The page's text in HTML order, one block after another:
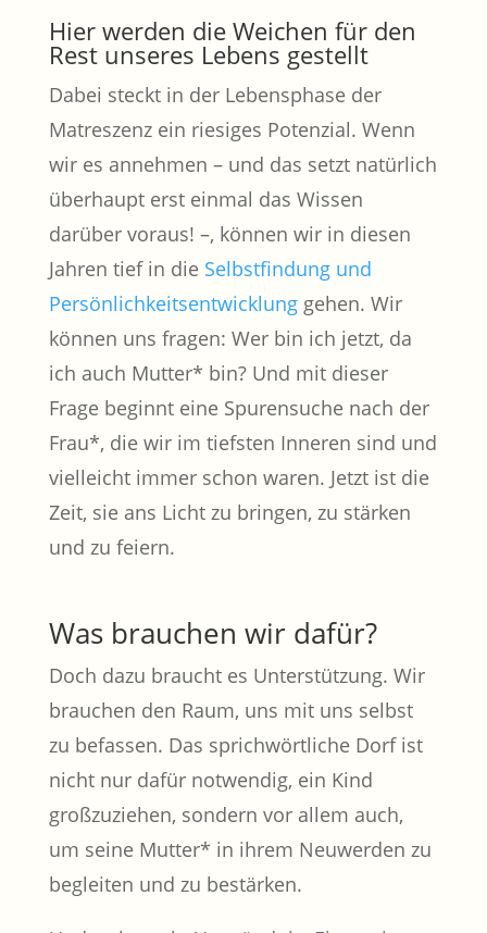
Hier werden die Weichen für den
Rest unseres Lebens gestellt
Dabei steckt in der Lebensphase der
Matreszenz ein riesiges Potenzial. Wenn
wir es annehmen – und das setzt natürlich
überhaupt erst einmal das Wissen
darüber voraus! –, können wir in diesen
Jahren tief in die Selbstfindung und
Persönlichkeitsentwicklunggehen. Wir
können uns fragen: Wer bin ich jetzt, da
ich auch Mutter* bin? Und mit dieser
Frage beginnt eine Spurensuche nach der
Frau*, die wir im tiefsten Inneren sind und
vielleicht immer schon waren. Jetzt ist die
Zeit, sie ans Licht zu bringen, zu stärken
und zu feiern.
Was brauchen wir dafür?
Doch dazu braucht es Unterstützung. Wir
brauchen den Raum, uns mit uns selbst
zu befassen. Das sprichwörtliche Dorf ist
nicht nur dafür notwendig, ein Kind
großzuziehen, sondern vor allem auch,
um seine Mutter* in ihrem Neuwerden zu
begleiten und zu bestärken.